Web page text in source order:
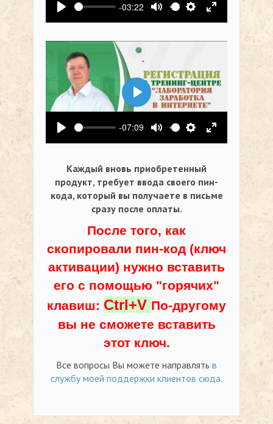
Воспроизвести
-03:22
Выключить звук
Настройки
На весь
Воспроизвести
-07:09
Выключить звук
Настройки
На весь
Воспроизвести
Каждый вновь приобретенный
продукт, требует ввода своего пин-
кода, который вы получаете в письме
сразу после оплаты.
После того, как
скопировали пин-код (ключ
активации) нужно вставить
его с помощью "горячих"
клавиш: Ctrl+V По-другому
вы не сможете вставить
этот ключ.
Все вопросы Вы можете направлять в
службу моей поддержки клиентов сюда.